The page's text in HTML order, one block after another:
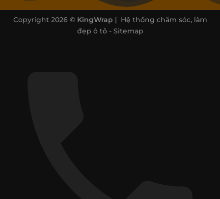
Copyright 2026 © KingWrap | Hệ thống chăm sóc, làm
đẹp ô tô - Sitemap